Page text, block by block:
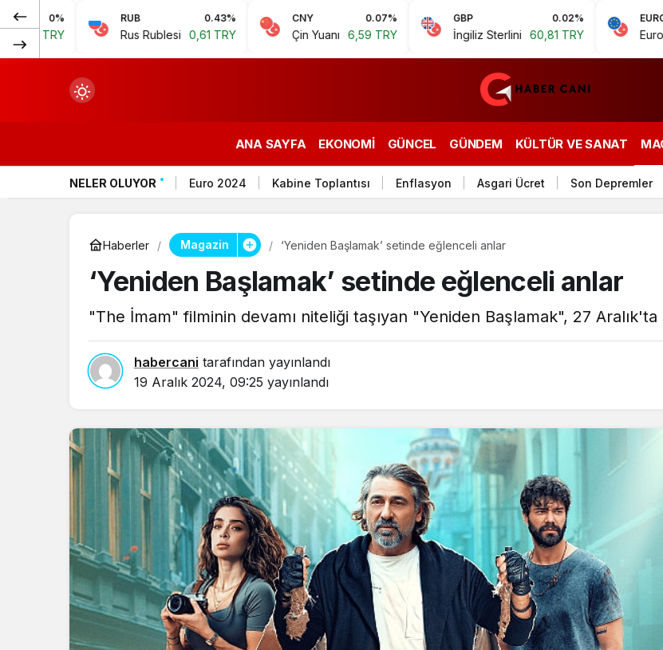
RUB
Rus Rublesi 0,61 TRY
CNY 0.07%
Çin Yuanı 6,59 TRY
GBP
İngiliz Sterlini 60,81 TRY
EURO/USD
Euro Amerikan
ANA SAYFA EKONOMI GÜNCEL GÜNDEM KÜLTÜR VE SANAT
NELER OLUYOR Euro 2024 Kabine Toplantısı Enflasyon Asgari Ücret Son Depremler
Haberler Magazin ‘Yeniden Başlamak’ setinde eğlenceli anlar
‘Yeniden Başlamak’ setinde eğlenceli anlar
"The İmam" filminin devamı niteliği taşıyan "Yeniden Başlamak", 27
habercani tarafından yayınlandı
19 Aralık 2024, 09:25 yayınlandı